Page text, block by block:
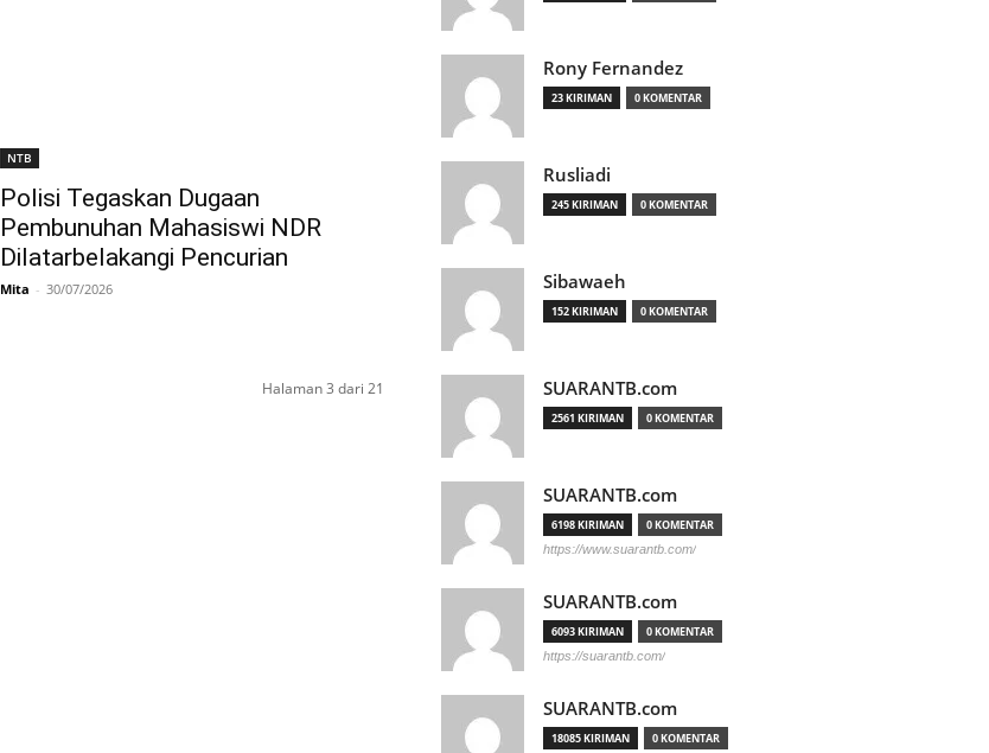
NTB
Polisi Tegaskan Dugaan
Pembunuhan Mahasiswi NDR
Dilatarbelakangi Pencurian
Mita - 30/07/2026
Halaman 3 dari 21
Rony Fernandez
23 KIRIMAN 0 KOMENTAR
Rusliadi
245 KIRIMAN 0 KOMENTAR
Sibawaeh
152 KIRIMAN 0 KOMENTAR
SUARANTB.com
2561 KIRIMAN 0 KOMENTAR
SUARANTB.com
6198 KIRIMAN 0 KOMENTAR
https://www.suarantb.com/
SUARANTB.com
6093 KIRIMAN 0 KOMENTAR
https://suarantb.com/
SUARANTB.com
18085 KIRIMAN 0 KOMENTAR